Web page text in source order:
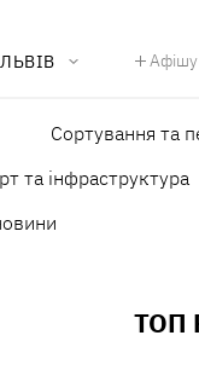
ЛЬВІВ Афішу
Сортування та
та інфраструктура
ТОП